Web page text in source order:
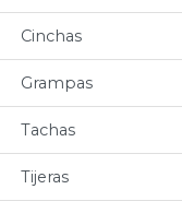
Cinchas
Grampas
Tachas
Tijeras